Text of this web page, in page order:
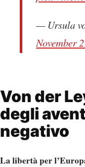
— Ursula
November
Von der
degli
negativo
La libertà per